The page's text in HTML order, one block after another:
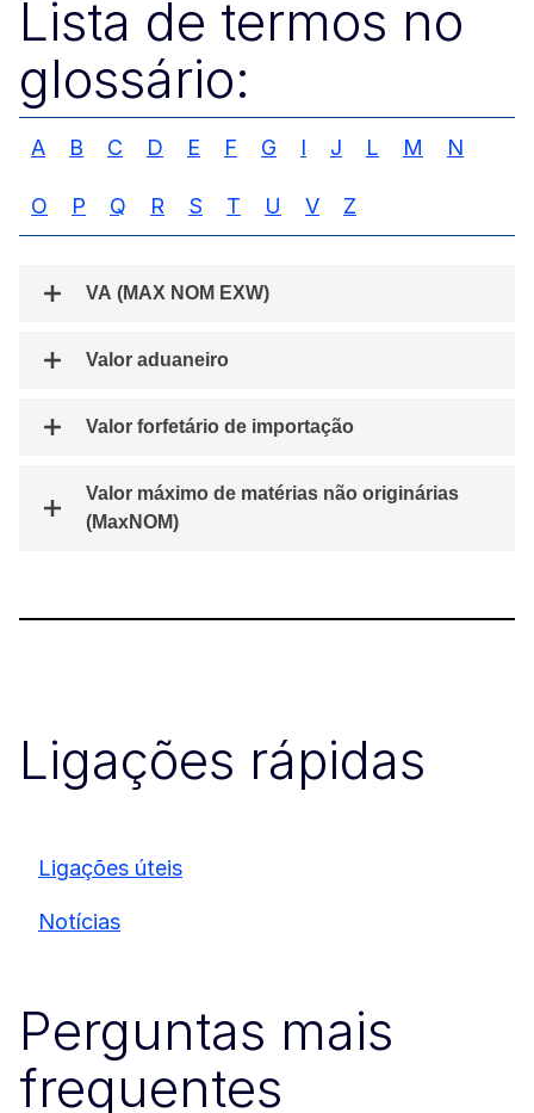
Lista de termos no
glossário:
A B C D E F G I J L M N
O P Q R S T U V Z
VA (MAX NOM EXW)
Valor aduaneiro
Valor forfetário de importação
Valor máximo de matérias não originárias
(MaxNOM)
Ligações rápidas
Ligações úteis
Notícias
Perguntas mais
frequentes